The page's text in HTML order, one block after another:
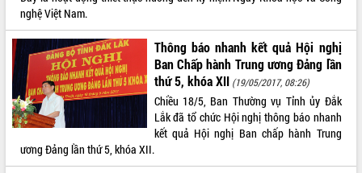
Hội thảo khoa học “Giải pháp thúc đẩy
phát triển nền kinh tế xanh tại tỉnh
Đắk Lắk”
Tăng cường giám sát, đôn đốc thực
hiện nhiệm vụ quản lý tài sản công
hàng tuần
Tháo gỡ những vướng mắc, đẩy mạnh
công tác cải cách thủ tục hành chính
tại Trung tâm Phục vụ hành chính
công tỉnh
nghệ Việt Nam.
Thông báo nhanh kết quả Hội nghị
Ban Chấp hành Trung ương Đảng lần
thứ 5, khóa XII (19/05/2017, 08:26)
Chiều 18/5, Ban Thường vụ Tỉnh ủy Đắk
Lắk đã tổ chức Hội nghị thông báo nhanh
kết quả Hội nghị Ban chấp hành Trung
ương Đảng lần thứ 5, khóa XII.